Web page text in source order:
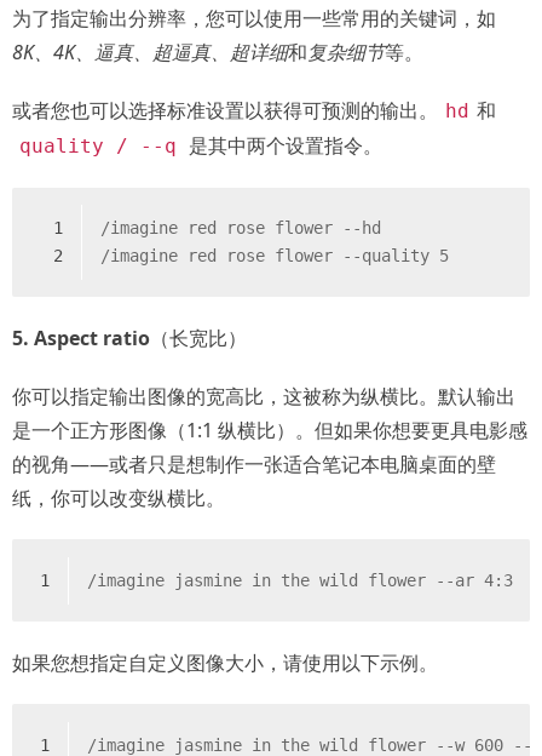
为了指定输出分辨率，您可以使用一些常用的关键词，如
8K、4K、逼真、超逼真、超详细和复杂细节等。
或者您也可以选择标准设置以获得可预测的输出。 hd 和
quality / --q 是其中两个设置指令。
1
2
/imagine red rose flower --hd
/imagine red rose flower --quality 5
5. Aspect ratio （长宽比）
你可以指定输出图像的宽高比，这被称为纵横比。默认输出
是一个正方形图像（1:1 纵横比）。但如果你想要更具电影感
的视角——或者只是想制作一张适合笔记本电脑桌面的壁
纸，你可以改变纵横比。
1 /imagine jasmine in the wild flower --ar 4:3
如果您想指定自定义图像大小，请使用以下示例。
1 /imagine jasmine in the wild flower --w 600 --h